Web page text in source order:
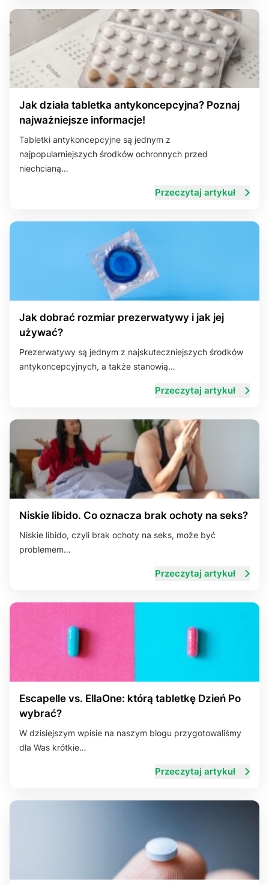
Jak działa tabletka antykoncepcyjna? Poznaj
najważniejsze informacje!
Tabletki antykoncepcyjne są jednym z
najpopularniejszych środków ochronnych przed
niechcianą…
Przeczytaj artykuł
Jak dobrać rozmiar prezerwatywy i jak jej
używać?
Prezerwatywy są jednym z najskuteczniejszych środków
antykoncepcyjnych, a także stanowią…
Przeczytaj artykuł
Niskie libido. Co oznacza brak ochoty na seks?
Niskie libido, czyli brak ochoty na seks, może być
problemem…
Przeczytaj artykuł
Escapelle vs. EllaOne: którą tabletkę Dzień Po
wybrać?
W dzisiejszym wpisie na naszym blogu przygotowaliśmy
dla Was krótkie…
Przeczytaj artykuł